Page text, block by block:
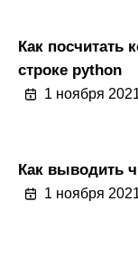
Как посчитать
строке python
1 ноября
Как выводить
1 ноября